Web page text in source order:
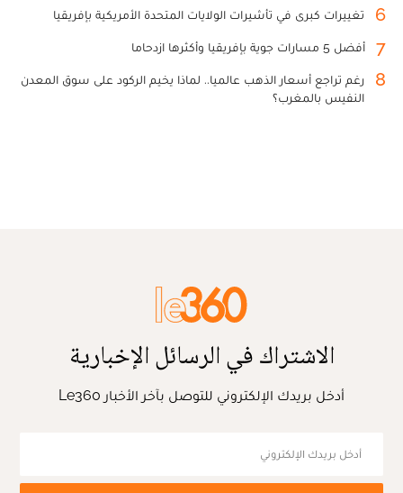
6 تغييرات كبرى في تأشيرات الولايات المتحدة الأمريكية بإفريقيا
7 أفضل 5 مسارات جوية بإفريقيا وأكثرها ازدحاما
8
رغم تراجع أسعار الذهب عالميا.. لماذا يخيم الركود على سوق المعدن
النفيس بالمغرب؟
الاشتراك في الرسائل الإخبارية
أدخل بريدك الإلكتروني للتوصل بآخر الأخبار Le360